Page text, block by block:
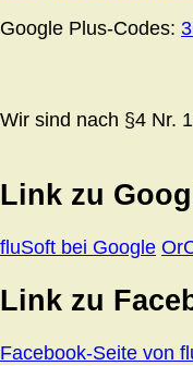
Google Plus-Codes:
Wir sind nach §4 Nr.
Link zu
fluSoft bei Google
Link zu
Facebook-Seite von